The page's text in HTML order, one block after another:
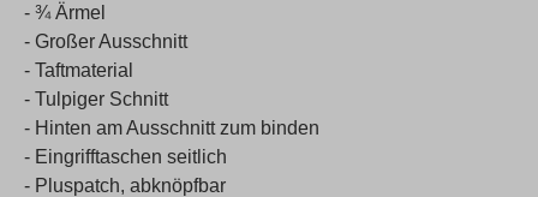
- ¾ Ärmel
- Großer Ausschnitt
- Taftmaterial
- Tulpiger Schnitt
- Hinten am Ausschnitt zum binden
- Eingrifftaschen seitlich
- Pluspatch, abknöpfbar